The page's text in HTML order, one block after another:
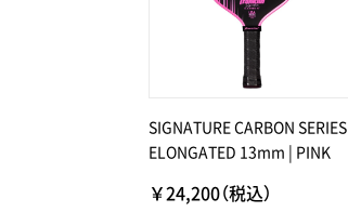
SIGNATURE CARBON SERIES
ELONGATED 13mm | PINK
￥24,200（税込）